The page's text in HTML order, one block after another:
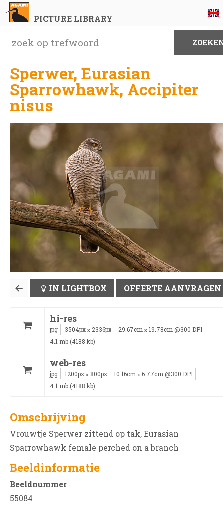
PICTURE LIBRARY
Sperwer, Eurasian
Sparrowhawk, Accipiter
nisus
IN LIGHTBOX OFFERTE AANVRAGEN
hi-res
jpg 3504px x 2336px 29.67cm x 19.78cm @300 DPI
4.1 mb (4188 kb)
web-res
jpg 1200px x 800px 10.16cm x 6.77cm @300 DPI
4.1 mb (4188 kb)
Omschrijving
Vrouwtje Sperwer zittend op tak, Eurasian
Sparrowhawk female perched on a branch
Beeldinformatie
Beeldnummer
55084